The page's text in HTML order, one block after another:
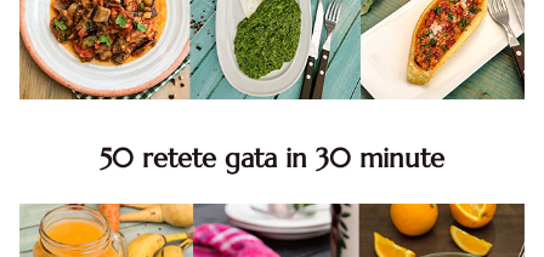
50 retete gata in 30 minute
minute. Retete rapide. Retete rapide de mancare. Idei
retete mancare rapid